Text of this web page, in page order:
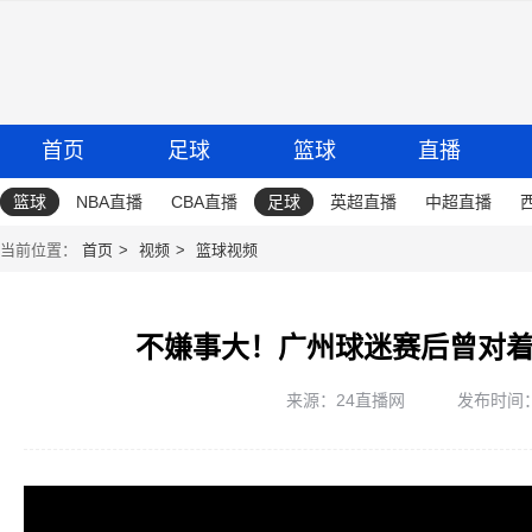
首页 足球 篮球 直播
篮球 NBA直播 CBA直播 足球 英超直播 中超直播
当前位置： 首页 视频 篮球视频
不嫌事大！广州球迷赛后曾对
来源：24直播网 发布时间